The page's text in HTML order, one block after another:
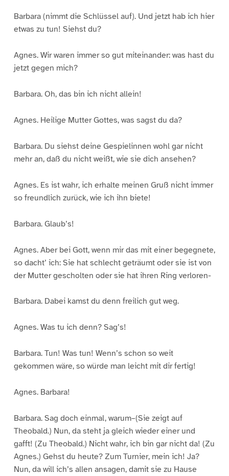
Barbara (nimmt die Schlüssel auf). Und jetzt hab ich hier
etwas zu tun! Siehst du?
Agnes. Wir waren immer so gut miteinander: was hast du
jetzt gegen mich?
Barbara. Oh, das bin ich nicht allein!
Agnes. Heilige Mutter Gottes, was sagst du da?
Barbara. Du siehst deine Gespielinnen wohl gar nicht
mehr an, daß du nicht weißt, wie sie dich ansehen?
Agnes. Es ist wahr, ich erhalte meinen Gruß nicht immer
so freundlich zurück, wie ich ihn biete!
Barbara. Glaub’s!
Agnes. Aber bei Gott, wenn mir das mit einer begegnete,
so dacht’ ich: Sie hat schlecht geträumt oder sie ist von
der Mutter gescholten oder sie hat ihren Ring verloren-
Barbara. Dabei kamst du denn freilich gut weg.
Agnes. Was tu ich denn? Sag’s!
Barbara. Tun! Was tun! Wenn’s schon so weit
gekommen wäre, so würde man leicht mit dir fertig!
Agnes. Barbara!
Barbara. Sag doch einmal, warum–(Sie zeigt auf
Theobald.) Nun, da steht ja gleich wieder einer und
gafft! (Zu Theobald.) Nicht wahr, ich bin gar nicht da! (Zu
Agnes.) Gehst du heute? Zum Turnier, mein ich! Ja?
Nun, da will ich’s allen ansagen, damit sie zu Hause